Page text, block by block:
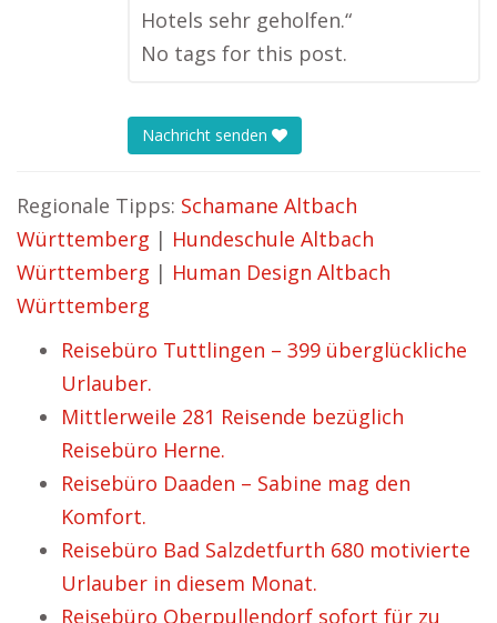
Hotels sehr geholfen.“
No tags for this post.
Nachricht senden
Regionale Tipps: Schamane Altbach
Württemberg | Hundeschule Altbach
Württemberg | Human Design Altbach
Württemberg
Reisebüro Tuttlingen – 399 überglückliche
Urlauber.
Mittlerweile 281 Reisende bezüglich
Reisebüro Herne.
Reisebüro Daaden – Sabine mag den
Komfort.
Reisebüro Bad Salzdetfurth 680 motivierte
Urlauber in diesem Monat.
Reisebüro Oberpullendorf sofort für zu